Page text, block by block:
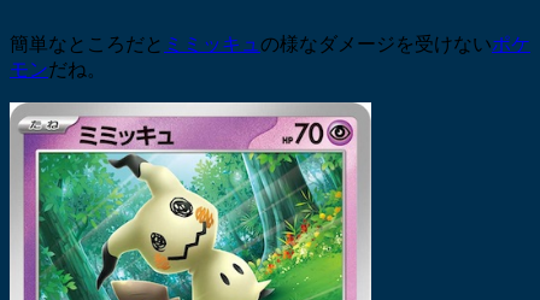
簡単なところだと ミミッキュ の様なダメージを受けないポケ
モンだね。